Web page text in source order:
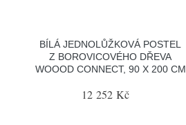
BÍLÁ JEDNOLŮŽKOVÁ POSTEL
Z BOROVICOVÉHO DŘEVA
WOOOD CONNECT, 90 X 200 CM
12 252 Kč